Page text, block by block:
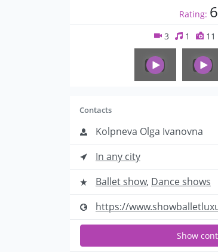
Rating:
3 1 11
Contacts
Kolpneva Olga Ivanovna
In any city
Ballet show, Dance shows
https://
Show